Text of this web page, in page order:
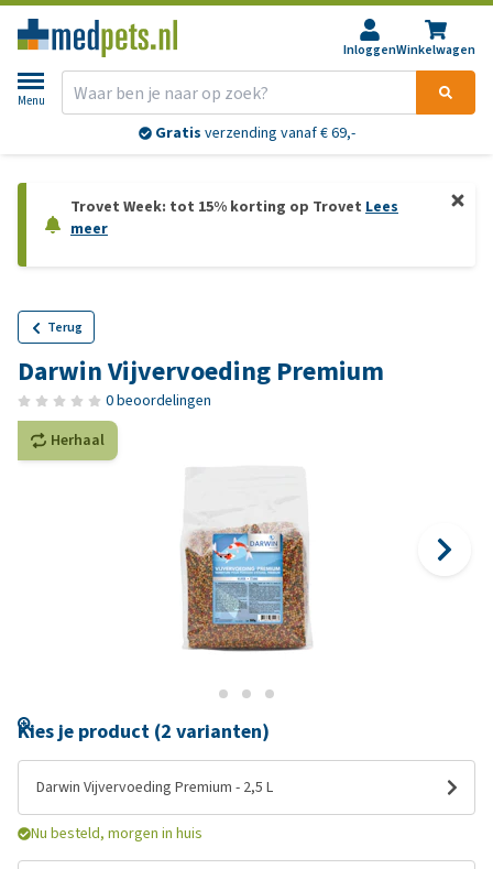
InloggenWinkelwagen
Menu
Gratis verzending vanaf € 69,-
Trovet Week: tot 15% korting op Trovet Lees
meer
Terug
Darwin Vijvervoeding Premium
0 beoordelingen
Herhaal
Kies je product (2 varianten)
Darwin Vijvervoeding Premium - 2,5 L
Nu besteld, morgen in huis